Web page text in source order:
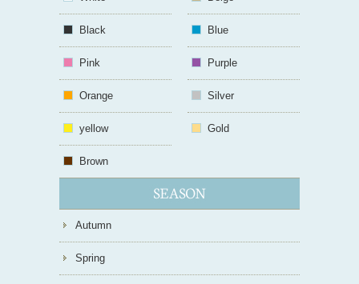
Black
Pink
Orange
yellow
Brown
Blue
Purple
Silver
Gold
Autumn
Spring